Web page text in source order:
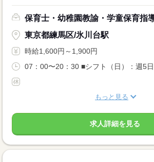
保育士・幼稚園教諭・学童保育指
東京都練馬区/氷川台駅
時給1,600円～1,900円
07：00〜20：30 ■シフト（日）：週5日
もっと見る
求人詳細を見る